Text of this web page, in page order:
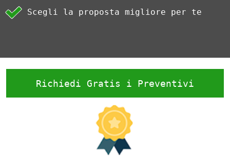
Scegli la proposta migliore per te
Richiedi Gratis i Preventivi